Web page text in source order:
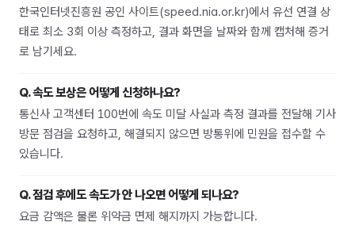
한국인터넷진흥원 공인 사이트(speed.nia.or.kr)에서 유선 연결 상
태로 최소 3회 이상 측정하고, 결과 화면을 날짜와 함께 캡처해 증거
로 남기세요.
Q.속도 보상은 어떻게 신청하나요?
통신사 고객센터 100번에 속도 미달 사실과 측정 결과를 전달해 기사
방문 점검을 요청하고, 해결되지 않으면 방통위에 민원을 접수할 수
있습니다.
Q.점검 후에도 속도가 안 나오면 어떻게 되나요?
요금 감액은 물론 위약금 면제 해지까지 가능합니다.